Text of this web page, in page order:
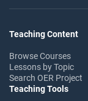
Teaching Content
Browse Courses
Lessons by Topic
Search OER Project
Teaching Tools